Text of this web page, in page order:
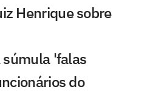
Henrique sobre
'falas
do